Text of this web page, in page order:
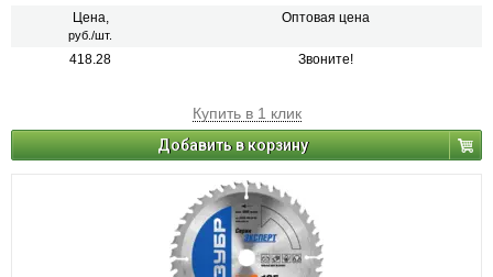
Цена,
руб./шт.
Оптовая цена
418.28 Звоните!
Купить в 1 клик
Добавить в корзину